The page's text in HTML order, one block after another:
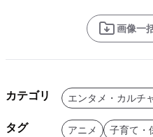
画像一
カテゴリ エンタメ・カルチ
タグ アニメ 子育て・